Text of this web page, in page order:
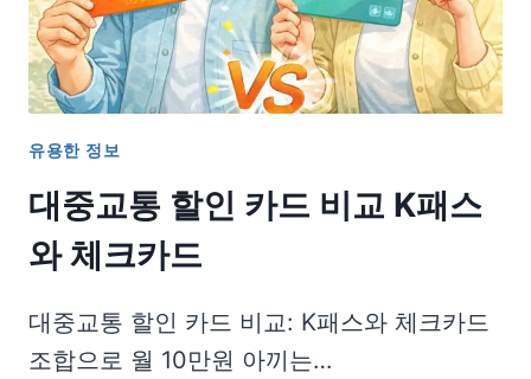
유용한 정보
대중교통 할인 카드 비교 K패스
와 체크카드
대중교통 할인 카드 비교: K패스와 체크카드
조합으로 월 10만원 아끼는…